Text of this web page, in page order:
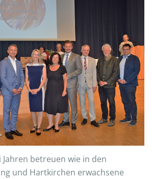
betreuen wie in den
und Hartkirchen erwachsene